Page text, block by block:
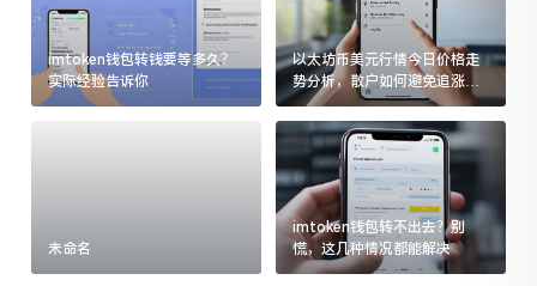
imtoken钱包转钱要等多久？
实际经验告诉你
以太坊币美元行情今日价格走
势分析，散户如何避免追涨杀
跌被套牢
未命名
imtoken钱包转不出去？别
慌，这几种情况都能解决